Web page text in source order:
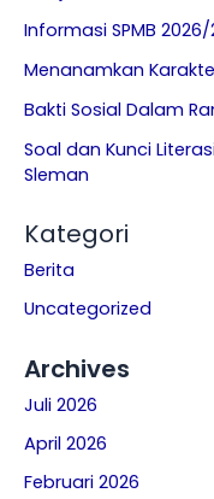
Informasi SPMB 2026/
Menanamkan
Bakti Sosial Dalam
Soal dan Kunci
Sleman
Kategori
Berita
Uncategorized
Archives
Juli 2026
April 2026
Februari 2026